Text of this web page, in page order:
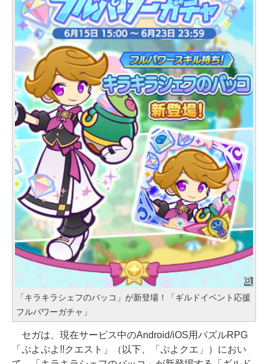
「キラキラシェフのバッコ」が新登場！「ギルドイベント応援
フルパワーガチャ」
セガは、現在サービス中のAndroid/iOS用パズルRPG
「ぷよぷよ!!クエスト」（以下、「ぷよクエ」）におい